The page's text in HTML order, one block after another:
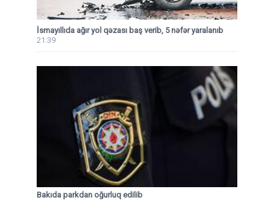
İsmayıllıda ağır yol qəzası baş verib, 5 nəfər yaralanıb
21:39
Bakıda parkdan oğurluq edilib